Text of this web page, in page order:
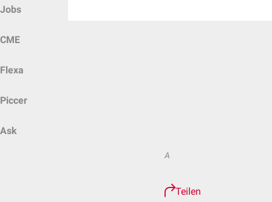
Jobs
CME
Flexa
Piccer
Ask
A
Teilen